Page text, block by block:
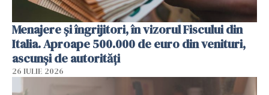
Menajere și îngrijitori, în vizorul Fiscului din
Italia. Aproape 500.000 de euro din venituri,
ascunși de autorități
26 IULIE 2026